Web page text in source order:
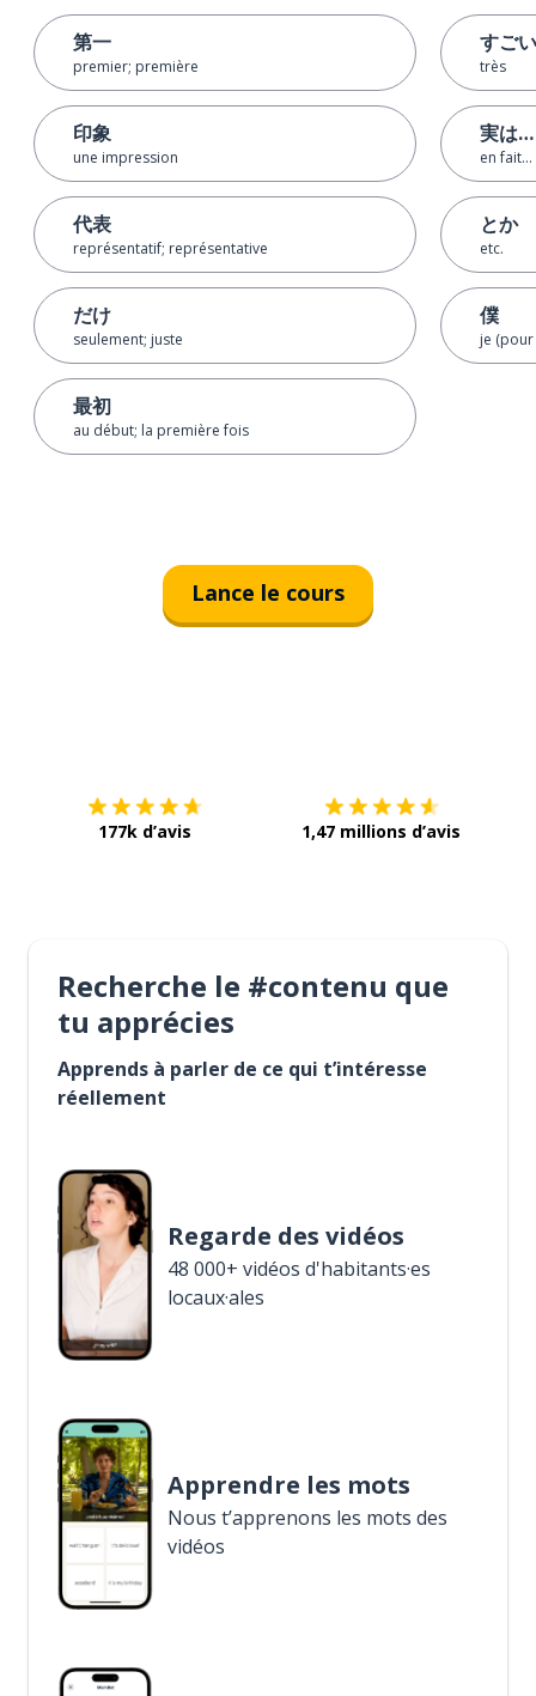
第一
premier; première
印象
une impression
代表
représentatif; représentative
だけ
seulement; juste
最初
au début; la première fois
すごい
très
実は…
en fait…
とか
etc.
僕
je
Lance le cours
177k d’avis 1,47 millions d’avis
Recherche le #contenu que
tu apprécies
Apprends à parler de ce qui t’intéresse
réellement
Regarde des vidéos
48 000+ vidéos d'habitants·es
locaux·ales
Apprendre les mots
Nous t’apprenons les mots des
vidéos